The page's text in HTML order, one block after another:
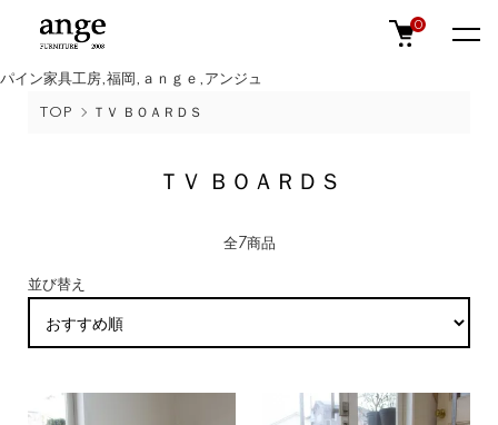
パイン家具工房,福岡,ａｎｇｅ,アンジュ
0
TOP ＴＶ ＢＯＡＲＤＳ
ＴＶ ＢＯＡＲＤＳ
全7商品
並び替え